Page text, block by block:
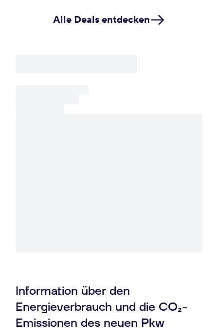
Alle Deals entdecken
Information über den
Energieverbrauch und die CO₂-
Emissionen des neuen Pkw